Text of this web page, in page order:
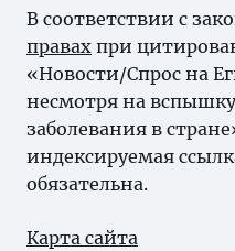
В соответствии с
правах при
«Новости/Спрос на
несмотря на
заболевания в
индексируемая
обязательна.
Карта сайта